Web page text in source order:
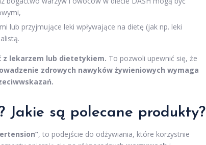
lub przyjmujące leki wpływające na dietę (jak np. leki
z lekarzem lub dietetykiem. To pozwoli upewnić się, że
zdrowych nawyków żywieniowych wymaga
Jakie są polecane produkty?
, to podejście do odżywiania, które korzystnie